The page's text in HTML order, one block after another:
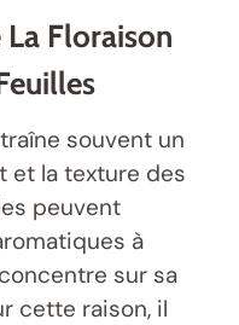
Floraison
souvent un
et la texture des
peuvent
à
sur sa
cette raison, il